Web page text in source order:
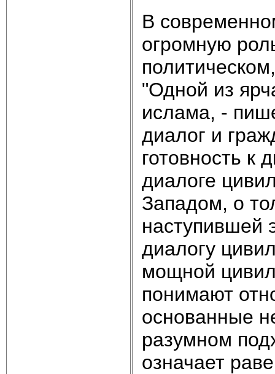
В
огромную
"Одной из
ислама, -
диалог и
готовность к
диалоге
Западом, о
наступившей
диалогу
мощной
понимают
основанные
разумном
означает